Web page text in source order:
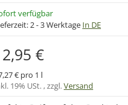
verfügbar
2 - 3 Werktage In DE
€
€ pro 1 l
19% USt. , zzgl.Versand